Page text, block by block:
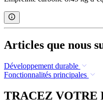
Articles que nous
Développement durable
Fonctionnalités principales
TRACEZ VOTRE